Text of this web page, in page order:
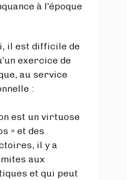
à l’époque
il est difficile de
exercice de
au service
:
est un virtuose
» et des
il y a
aux
et qui peut